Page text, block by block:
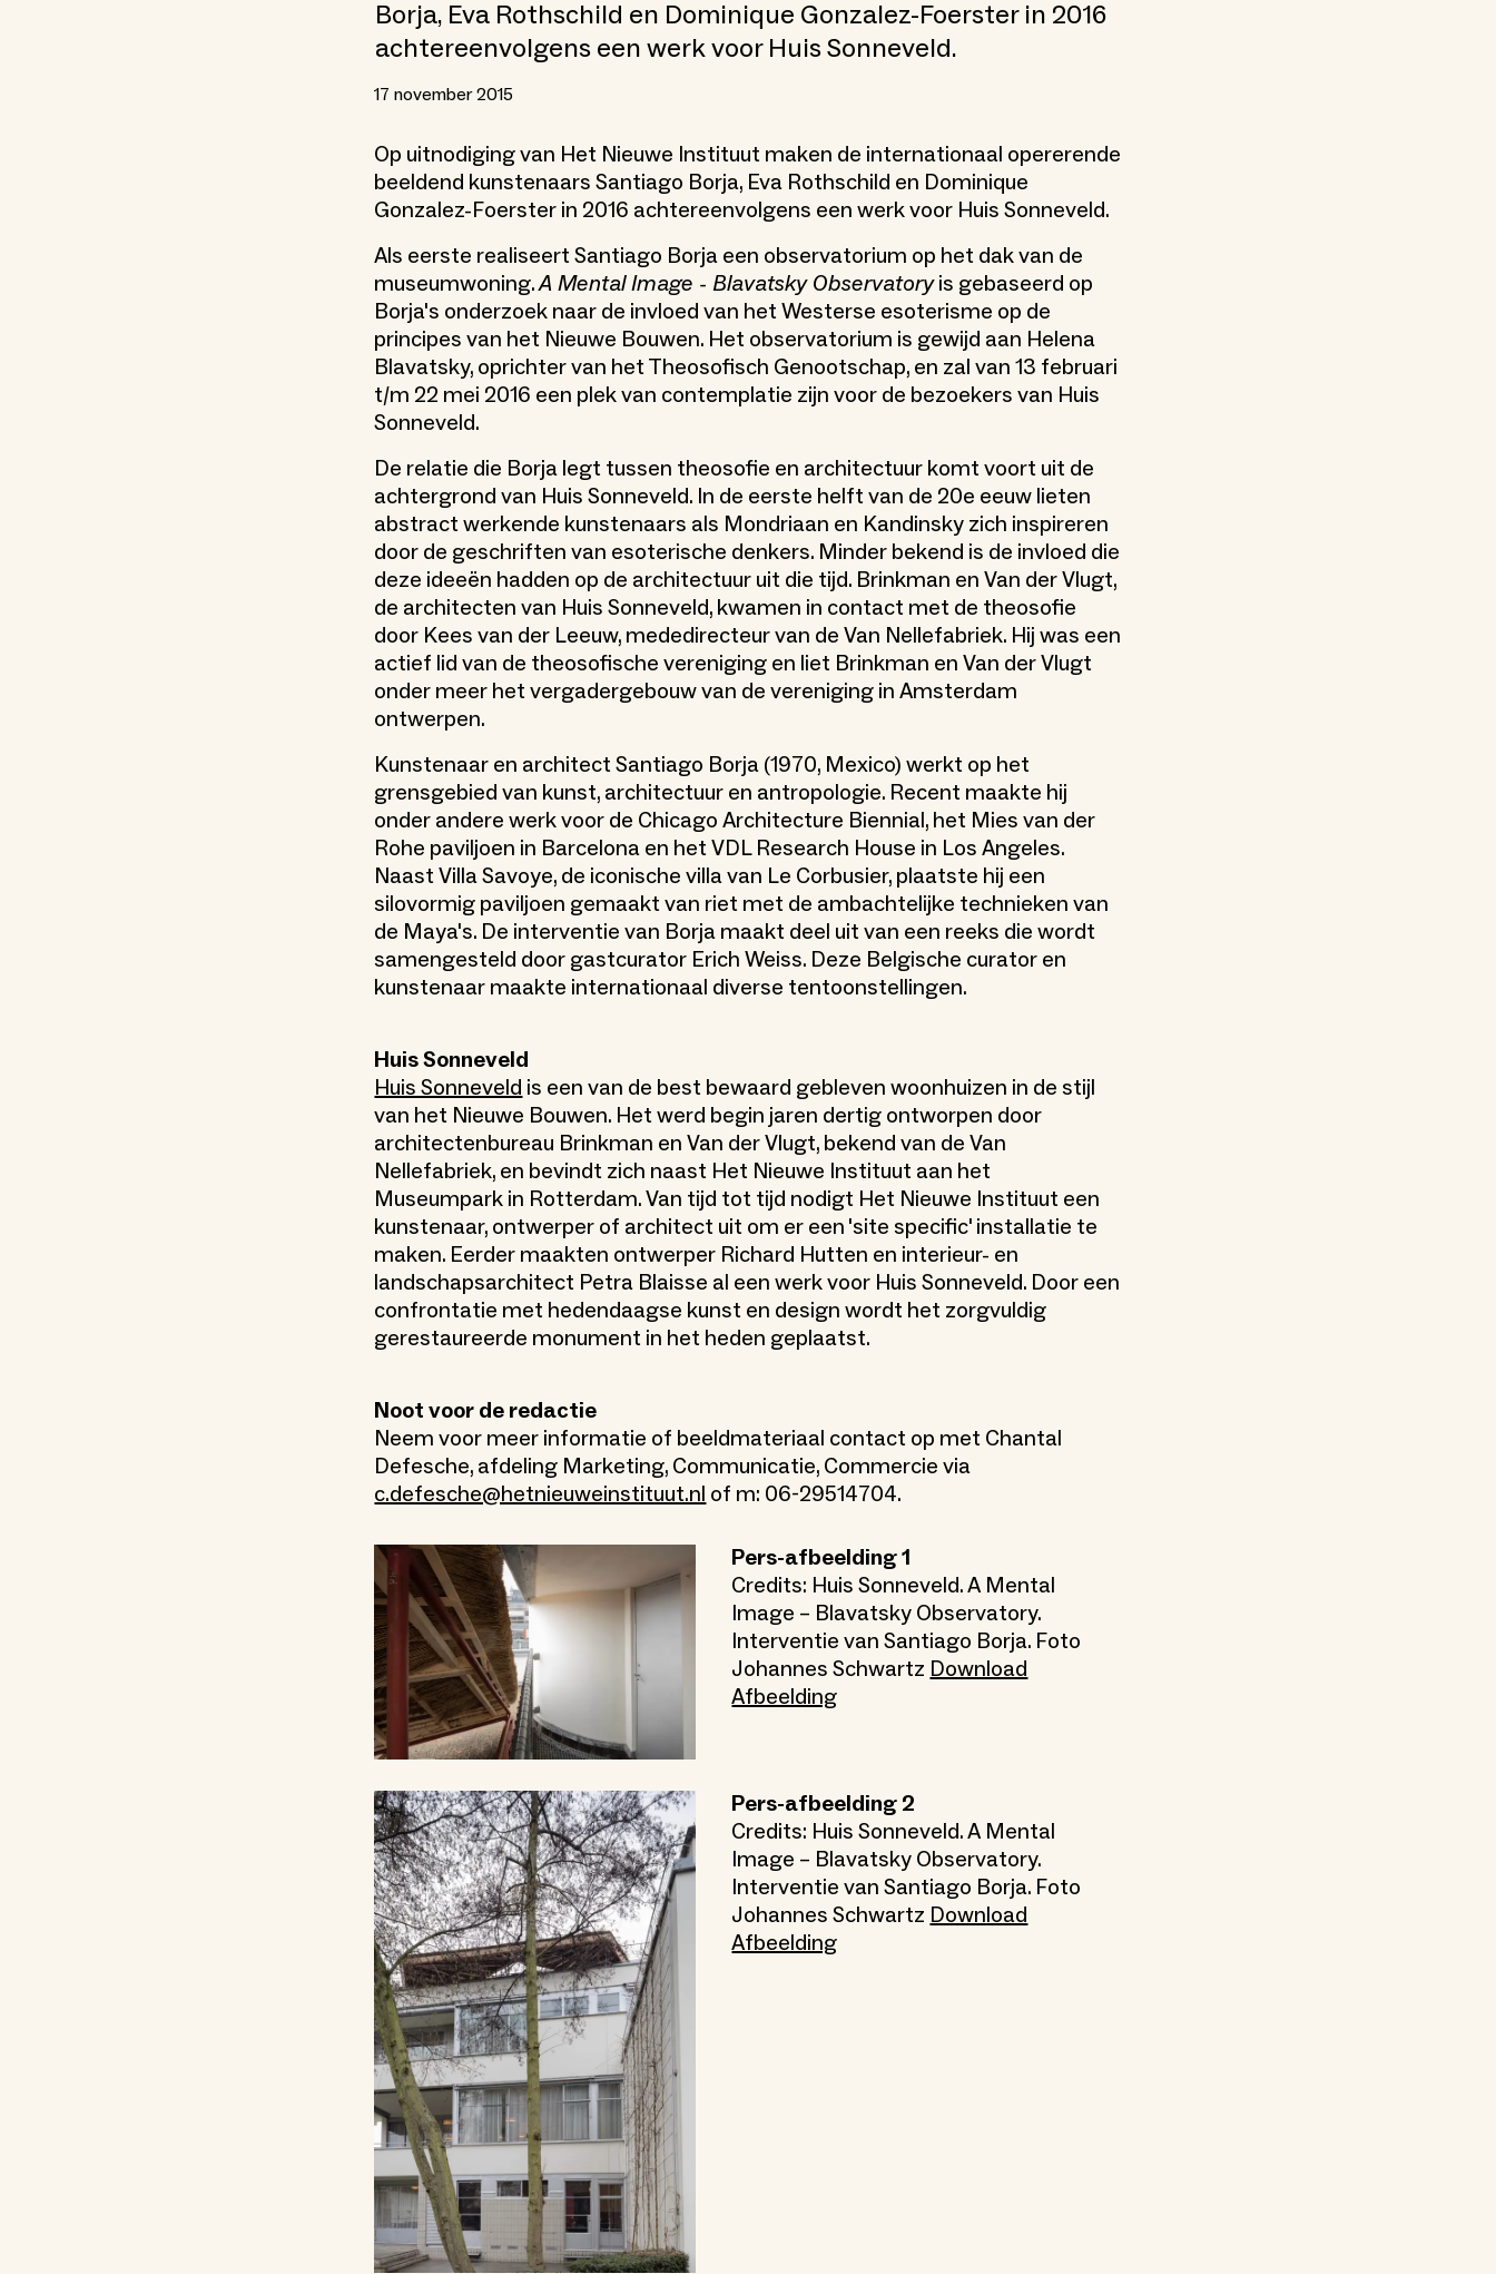
Borja, Eva Rothschild en Dominique Gonzalez-Foerster in 2016
achtereenvolgens een werk voor Huis Sonneveld.
17 november 2015
Op uitnodiging van Het Nieuwe Instituut maken de internationaal opererende
beeldend kunstenaars Santiago Borja, Eva Rothschild en Dominique
Gonzalez-Foerster in 2016 achtereenvolgens een werk voor Huis Sonneveld.
Als eerste realiseert Santiago Borja een observatorium op het dak van de
museumwoning.A Mental Image - Blavatsky Observatoryis gebaseerd op
Borja's onderzoek naar de invloed van het Westerse esoterisme op de
principes van het Nieuwe Bouwen. Het observatorium is gewijd aan Helena
Blavatsky, oprichter van het Theosofisch Genootschap, en zal van 13 februari
t/m 22 mei 2016 een plek van contemplatie zijn voor de bezoekers van Huis
Sonneveld.
De relatie die Borja legt tussen theosofie en architectuur komt voort uit de
achtergrond van Huis Sonneveld. In de eerste helft van de 20e eeuw lieten
abstract werkende kunstenaars als Mondriaan en Kandinsky zich inspireren
door de geschriften van esoterische denkers. Minder bekend is de invloed die
deze ideeën hadden op de architectuur uit die tijd. Brinkman en Van der Vlugt,
de architecten van Huis Sonneveld, kwamen in contact met de theosofie
door Kees van der Leeuw, mededirecteur van de Van Nellefabriek. Hij was een
actief lid van de theosofische vereniging en liet Brinkman en Van der Vlugt
onder meer het vergadergebouw van de vereniging in Amsterdam
ontwerpen.
Kunstenaar en architect Santiago Borja (1970, Mexico) werkt op het
grensgebied van kunst, architectuur en antropologie. Recent maakte hij
onder andere werk voor de Chicago Architecture Biennial, het Mies van der
Rohe paviljoen in Barcelona en het VDL Research House in Los Angeles.
Naast Villa Savoye, de iconische villa van Le Corbusier, plaatste hij een
silovormig paviljoen gemaakt van riet met de ambachtelijke technieken van
de Maya's. De interventie van Borja maakt deel uit van een reeks die wordt
samengesteld door gastcurator Erich Weiss. Deze Belgische curator en
kunstenaar maakte internationaal diverse tentoonstellingen.
Huis Sonneveld
Huis Sonneveld is een van de best bewaard gebleven woonhuizen in de stijl
van het Nieuwe Bouwen. Het werd begin jaren dertig ontworpen door
architectenbureau Brinkman en Van der Vlugt, bekend van de Van
Nellefabriek, en bevindt zich naast Het Nieuwe Instituut aan het
Museumpark in Rotterdam. Van tijd tot tijd nodigt Het Nieuwe Instituut een
kunstenaar, ontwerper of architect uit om er een 'site specific' installatie te
maken. Eerder maakten ontwerper Richard Hutten en interieur- en
landschapsarchitect Petra Blaisse al een werk voor Huis Sonneveld. Door een
confrontatie met hedendaagse kunst en design wordt het zorgvuldig
gerestaureerde monument in het heden geplaatst.
Noot voor de redactie
Neem voor meer informatie of beeldmateriaal contact op met Chantal
Defesche, afdeling Marketing, Communicatie, Commercie via
c.defesche@hetnieuweinstituut.nl of m: 06-29514704.
Pers-afbeelding 1
Credits: Huis Sonneveld. A Mental
Image – Blavatsky Observatory.
Interventie van Santiago Borja. Foto
Johannes Schwartz Download
Afbeelding
Pers-afbeelding 2
Credits: Huis Sonneveld. A Mental
Image – Blavatsky Observatory.
Interventie van Santiago Borja. Foto
Johannes Schwartz Download
Afbeelding